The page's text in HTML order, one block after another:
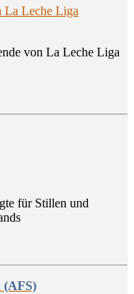
von La Leche Liga
für Stillen und
(AFS)